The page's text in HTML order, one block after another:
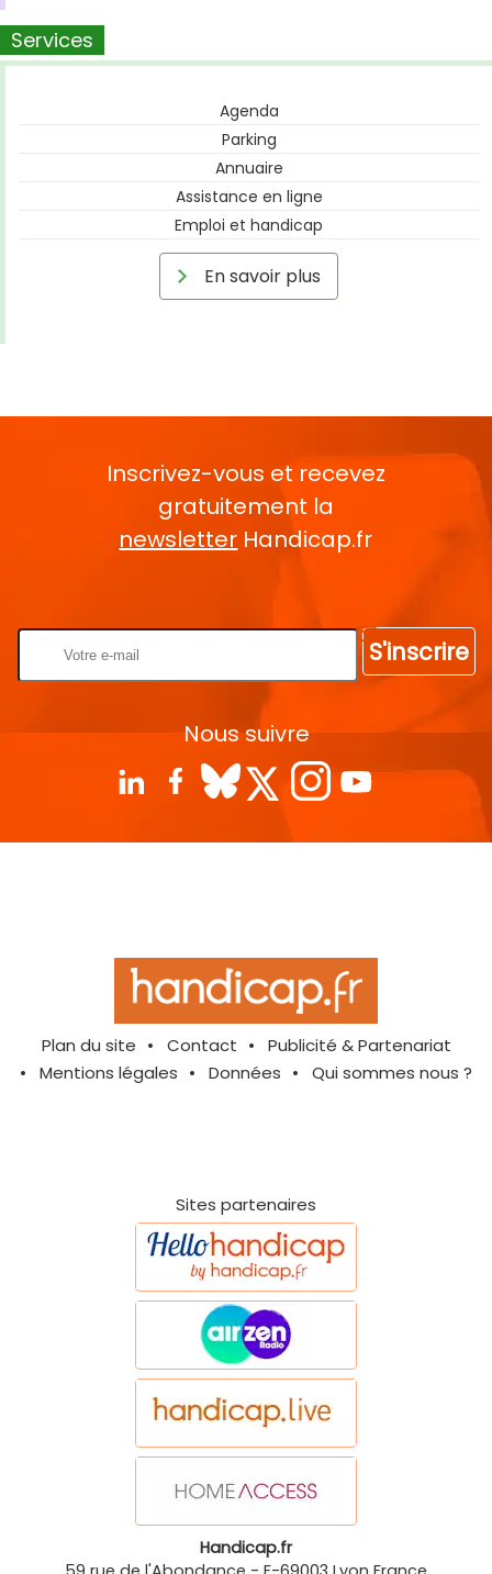
Services
Agenda
Parking
Annuaire
Assistance en ligne
Emploi et handicap
En savoir plus
Inscrivez-vous et recevez
gratuitement la
newsletter Handicap.fr
S'inscrire
Nous suivre
Plan du site Contact
Publicité & Partenariat
Mentions légales
Données Qui sommes nous ?
Sites partenaires
Handicap.fr